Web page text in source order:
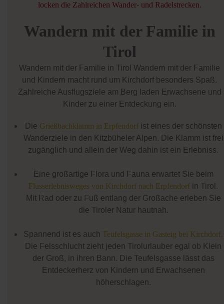
locken die Zahlreichen Wander- und Radelstrecken.
Wandern mit der Familie in
Tirol
Wandern mit der Familie in Tirol Wandern mit der Familie
und Kindern macht rund um Kirchdorf besonders Spaß.
Zahlreiche Ausflugsziele am Berg laden Erwachsene und
Kinder zu einer Entdeckung ein.
Die Grießbachklamm in Erpfendorf ist eines der schönsten
Wanderziele in den Kitzbüheler Alpen. Die Klamm ist frei
zugänglich und allein der Weg dahin ist ein Erlebniss.
Eine großartige Flora und Fauna erwartet Sie beim
Flusserlebnisweges von Kirchdorf nach Erpfendorf in Tirol.
Mit Rad oder zu Fuß entlang der Großache erleben Sie
die Tiroler Natur hautnah.
Spannend ist es auch Teufelsgasse in Gasteig bei Kirchdorf.
Die Felsschlucht zieht jeden Tirolurlauber egal ob Klein
der Groß, in ihren Bann. Die Teufelsgasse lässt das
Entdeckerherz von Kindern und Erwachsenen
höherschlagen.